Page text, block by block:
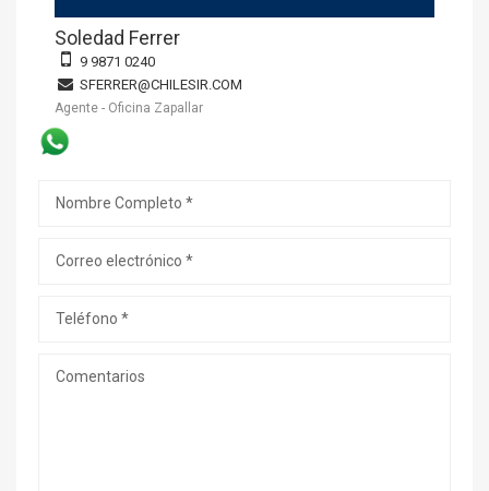
Soledad Ferrer
9 9871 0240
SFERRER@CHILESIR.COM
Agente - Oficina Zapallar